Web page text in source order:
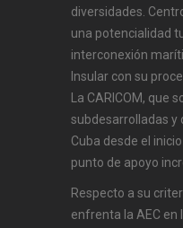
diversidades.
una potencialidad
interconexión
Insular con su
La CARICOM, que
subdesarrolladas y
Cuba desde el
punto de apoyo
Respecto a su
enfrenta la AEC en